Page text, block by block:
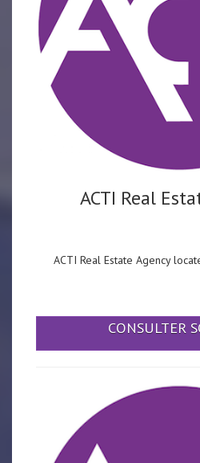
ACTI Real
ACTI Real Estate Agency
CONSULTER